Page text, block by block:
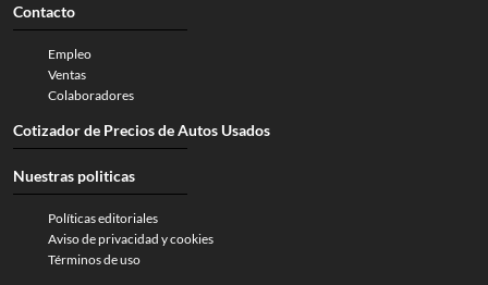
Contacto
Empleo
Ventas
Colaboradores
Cotizador de Precios de Autos Usados
Nuestras politicas
Políticas editoriales
Aviso de privacidad y cookies
Términos de uso